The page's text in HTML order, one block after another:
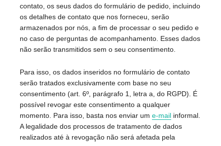
contato, os seus dados do formulário de pedido, incluindo
os detalhes de contato que nos forneceu, serão
armazenados por nós, a fim de processar o seu pedido e
no caso de perguntas de acompanhamento. Esses dados
não serão transmitidos sem o seu consentimento.
Para isso, os dados inseridos no formulário de contato
serão tratados exclusivamente com base no seu
consentimento (art. 6º, parágrafo 1, letra a, do RGPD). É
possível revogar este consentimento a qualquer
momento. Para isso, basta nos enviar um e-mail informal.
A legalidade dos processos de tratamento de dados
realizados até à revogação não será afetada pela